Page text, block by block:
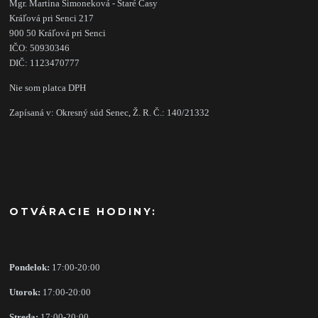
Mgr. Martina Šimoneková - Staré Časy
Kráľová pri Senci 217
900 50 Kráľová pri Senci
IČO: 50930346
DIČ: 1123470777
Nie som platca DPH
Zapísaná v: Okresný súd Senec, Ž. R. Č.: 140/21332
OTVÁRACIE HODINY:
Pondelok: 17:00-20:00
Utorok: 17:00-20:00